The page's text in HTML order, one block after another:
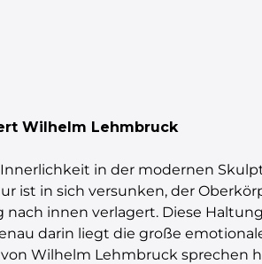
Wilhelm Lehmbruck
in der modernen
ist in sich versunken, der
innen verlagert. Diese
darin liegt die große
Wilhelm Lehmbruck sprechen